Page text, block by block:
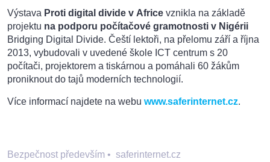
Výstava Proti digital divide v Africe vznikla na základě
projektu na podporu počítačové gramotnosti v Nigérii
Bridging Digital Divide. Čeští lektoři, na přelomu září a října
2013, vybudovali v uvedené škole ICT centrum s 20
počítači, projektorem a tiskárnou a pomáhali 60 žákům
proniknout do tajů moderních technologií.
Více informací najdete na webu www.saferinternet.cz.
Bezpečnost především • saferinternet.cz